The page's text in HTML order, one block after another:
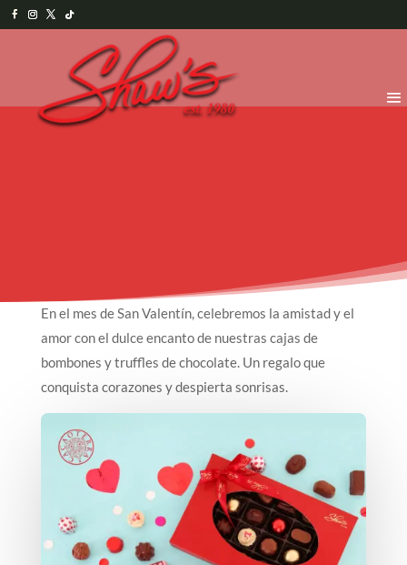
En el mes de San Valentín, celebremos la amistad y el
amor con el dulce encanto de nuestras cajas de
bombones y truffles de chocolate. Un regalo que
conquista corazones y despierta sonrisas.